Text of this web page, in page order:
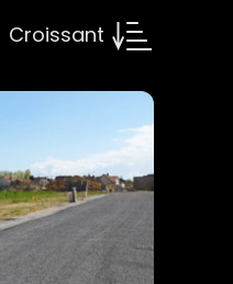
Croissant